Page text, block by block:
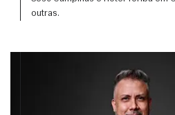
outras.